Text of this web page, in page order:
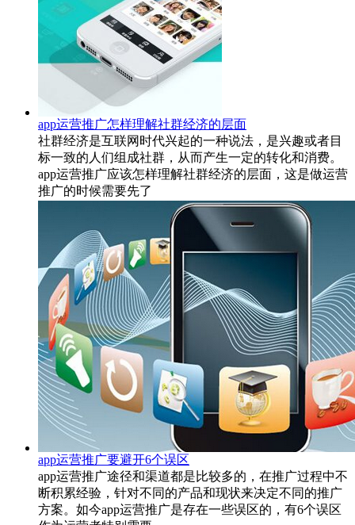
app运营推广怎样理解社群经济的层面
社群经济是互联网时代兴起的一种说法，是兴趣或者目
标一致的人们组成社群，从而产生一定的转化和消费。
app运营推广应该怎样理解社群经济的层面，这是做运营
推广的时候需要先了
app运营推广要避开6个误区
app运营推广途径和渠道都是比较多的，在推广过程中不
断积累经验，针对不同的产品和现状来决定不同的推广
方案。如今app运营推广是存在一些误区的，有6个误区